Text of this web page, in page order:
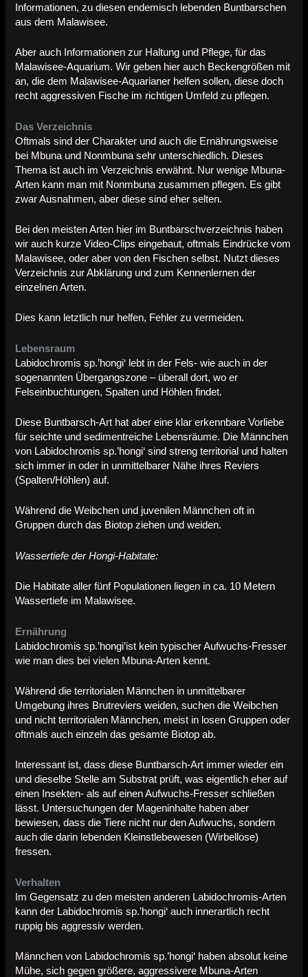
Informationen, zu diesen endemisch lebenden Buntbarschen
aus dem Malawisee.
Aber auch Informationen zur Haltung und Pflege, für das
Malawisee-Aquarium. Wir geben hier auch Beckengrößen mit
an, die dem Malawisee-Aquarianer helfen sollen, diese doch
recht aggressiven Fische im richtigen Umfeld zu pflegen.
Das Verzeichnis
Oftmals sind der Charakter und auch die Ernährungsweise
bei Mbuna und Nonmbuna sehr unterschiedlich. Dieses
Thema ist auch im Verzeichnis erwähnt. Nur wenige Mbuna-
Arten kann man mit Nonmbuna zusammen pflegen. Es gibt
zwar Ausnahmen, aber diese sind eher selten.
Bei den meisten Arten hier im Buntbarschverzeichnis haben
wir auch kurze Video-Clips eingebaut, oftmals Eindrücke vom
Malawisee, oder aber von den Fischen selbst. Nutzt dieses
Verzeichnis zur Abklärung und zum Kennenlernen der
einzelnen Arten.
Dies kann letztlich nur helfen, Fehler zu vermeiden.
Lebensraum
Labidochromis sp.’hongi‘ lebt in der Fels- wie auch in der
sogenannten Übergangszone – überall dort, wo er
Felseinbuchtungen, Spalten und Höhlen findet.
Diese Buntbarsch-Art hat aber eine klar erkennbare Vorliebe
für seichte und sedimentreiche Lebensräume. Die Männchen
von Labidochromis sp.’hongi‘ sind streng territorial und halten
sich immer in oder in unmittelbarer Nähe ihres Reviers
(Spalten/Höhlen) auf.
Während die Weibchen und juvenilen Männchen oft in
Gruppen durch das Biotop ziehen und weiden.
Wassertiefe der Hongi-Habitate:
Die Habitate aller fünf Populationen liegen in ca. 10 Metern
Wassertiefe im Malawisee.
Ernährung
Labidochromis sp.’hongi’ist kein typischer Aufwuchs-Fresser
wie man dies bei vielen Mbuna-Arten kennt.
Während die territorialen Männchen in unmittelbarer
Umgebung ihres Brutreviers weiden, suchen die Weibchen
und nicht territorialen Männchen, meist in losen Gruppen oder
oftmals auch einzeln das gesamte Biotop ab.
Interessant ist, dass diese Buntbarsch-Art immer wieder ein
und dieselbe Stelle am Substrat prüft, was eigentlich eher auf
einen Insekten- als auf einen Aufwuchs-Fresser schließen
lässt. Untersuchungen der Mageninhalte haben aber
bewiesen, dass die Tiere nicht nur den Aufwuchs, sondern
auch die darin lebenden Kleinstlebewesen (Wirbellose)
fressen.
Verhalten
Im Gegensatz zu den meisten anderen Labidochromis-Arten
kann der Labidochromis sp.’hongi‘ auch innerartlich recht
ruppig bis aggressiv werden.
Männchen von Labidochromis sp.’hongi‘ haben absolut keine
Mühe, sich gegen größere, aggressivere Mbuna-Arten